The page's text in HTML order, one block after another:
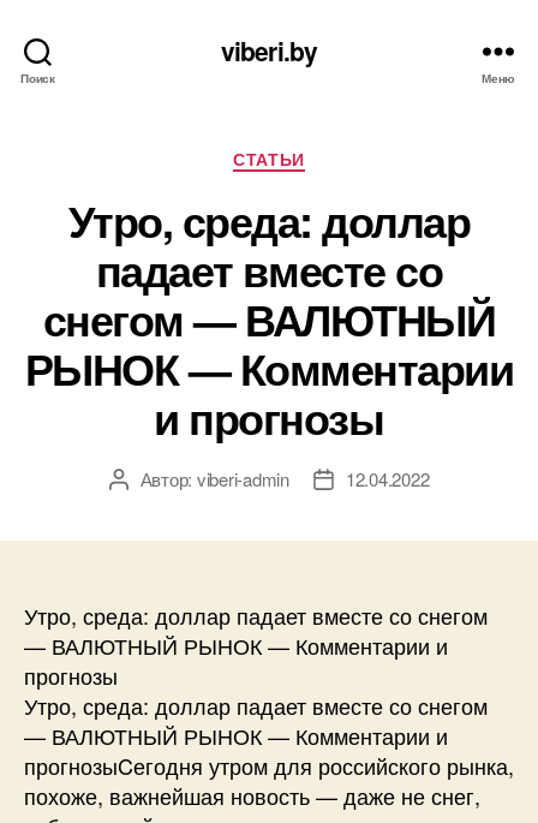
Поиск
viberi.by
Меню
Рубрики
СТАТЬИ
Утро, среда: доллар
падает вместе со
снегом — ВАЛЮТНЫЙ
РЫНОК — Комментарии
и прогнозы
АвторАвтор: viberi-admin
Дата12.04.2022
Утро, среда: доллар падает вместе со снегом
— ВАЛЮТНЫЙ РЫНОК — Комментарии и
прогнозы
Утро, среда: доллар падает вместе со снегом
— ВАЛЮТНЫЙ РЫНОК — Комментарии и
прогнозыCегодня утром для российского рынка,
похоже, важнейшая новость — даже не снег,